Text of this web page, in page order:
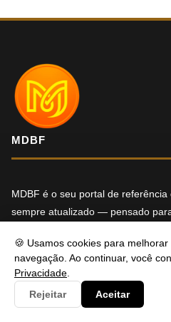
🍪 Usamos cookies para
navegação. Ao continuar, você
Privacidade
Rejeitar
Aceitar
MDBF
MDBF é o seu portal de
sempre atualizado — pensado
dúvida ou precisa de ajuda? Entre
atendê-lo.
X YT